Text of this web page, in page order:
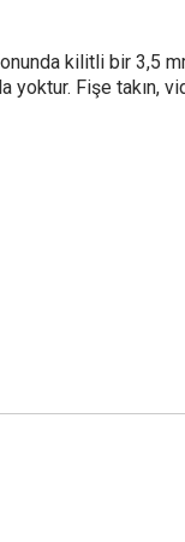
kilitli bir 3,5
Fişe takın,